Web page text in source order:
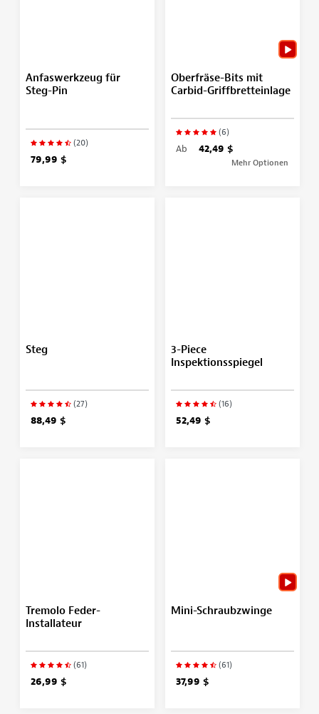
Anfaswerkzeug für
Steg-Pin
(20)
79,99 $
Oberfräse-Bits mit
Carbid-Griffbretteinlage
(6)
Ab 42,49 $
Mehr Optionen
Steg
(27)
88,49 $
3-Piece
Inspektionsspiegel
(16)
52,49 $
Tremolo Feder-
Installateur
(61)
26,99 $
Mini-Schraubzwinge
(61)
37,99 $